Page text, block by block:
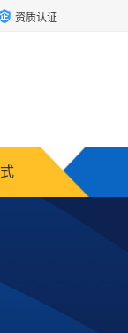
资质认证